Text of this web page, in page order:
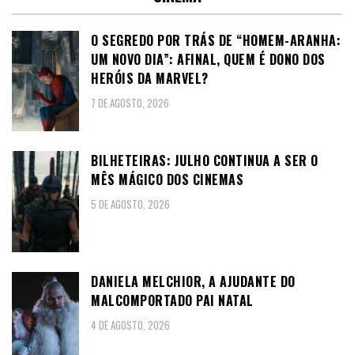
O SEGREDO POR TRÁS DE “HOMEM-ARANHA:
UM NOVO DIA”: AFINAL, QUEM É DONO DOS
HERÓIS DA MARVEL?
7 DE AGOSTO, 2026
BILHETEIRAS: JULHO CONTINUA A SER O
MÊS MÁGICO DOS CINEMAS
5 DE AGOSTO, 2026
DANIELA MELCHIOR, A AJUDANTE DO
MALCOMPORTADO PAI NATAL
4 DE AGOSTO, 2026